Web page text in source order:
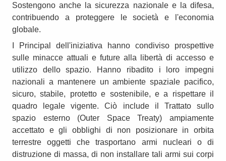
Sostengono anche la sicurezza nazionale e la difesa,
contribuendo a proteggere le società e l'economia
globale.
I Principal dell'iniziativa hanno condiviso prospettive
sulle minacce attuali e future alla libertà di accesso e
utilizzo dello spazio. Hanno ribadito i loro impegni
nazionali a mantenere un ambiente spaziale pacifico,
sicuro, stabile, protetto e sostenibile, e a rispettare il
quadro legale vigente. Ciò include il Trattato sullo
spazio esterno (Outer Space Treaty) ampiamente
accettato e gli obblighi di non posizionare in orbita
terrestre oggetti che trasportano armi nucleari o di
distruzione di massa, di non installare tali armi sui corpi